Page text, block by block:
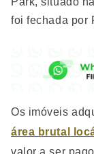
foi fechada por
Os imóveis
área brutal